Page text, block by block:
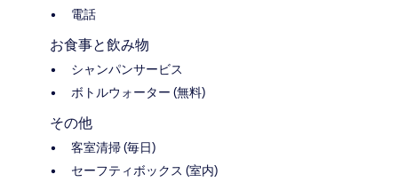
電話
お食事と飲み物
シャンパンサービス
ボトルウォーター (無料)
その他
客室清掃 (毎日)
セーフティボックス (室内)